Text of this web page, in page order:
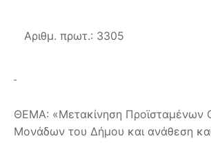
Αριθμ. πρωτ.: 3305
ΘΕΜΑ: «Μετακίνηση Προϊσταμένων
Μονάδων του Δήμου και ανάθεση